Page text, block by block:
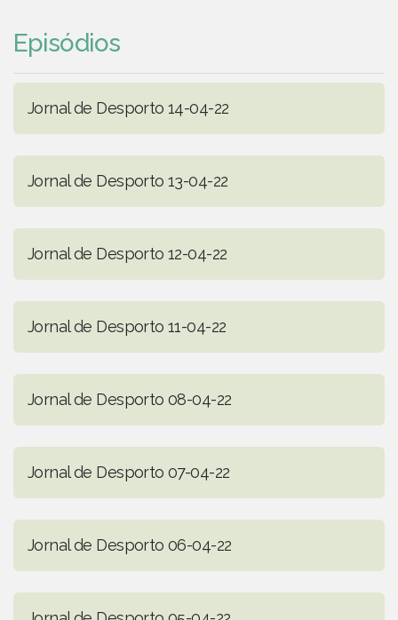
Episódios
Jornal de Desporto 14-04-22
Jornal de Desporto 13-04-22
Jornal de Desporto 12-04-22
Jornal de Desporto 11-04-22
Jornal de Desporto 08-04-22
Jornal de Desporto 07-04-22
Jornal de Desporto 06-04-22